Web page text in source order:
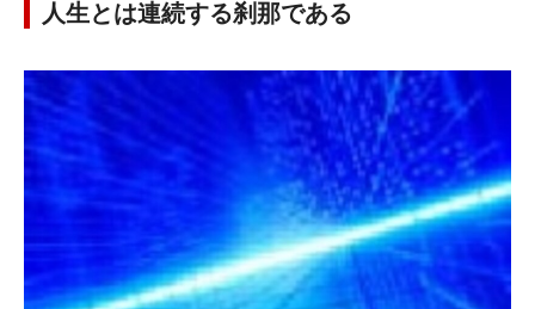
人生とは連続する刹那である